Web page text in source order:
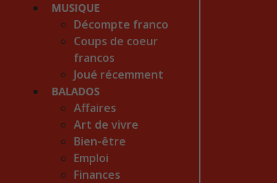
MUSIQUE
Décompte franco
Coups de coeur
francos
Joué récemment
BALADOS
Affaires
Art de vivre
Bien-être
Emploi
Finances